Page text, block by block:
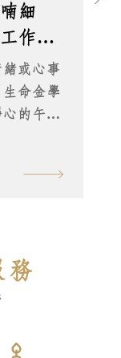
細
作坊
商心理
或心事
命金學
的午
程 這場
務